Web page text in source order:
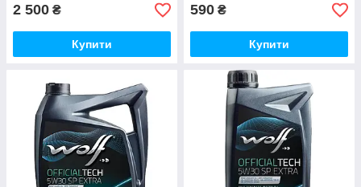
2 500 ₴
Купити
590 ₴
Купити